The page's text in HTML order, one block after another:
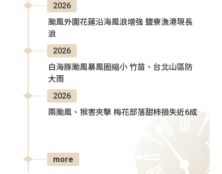
2026
颱風外圍花蓮沿海風浪增強 鹽寮漁港現長
浪
2026
白海豚颱風暴風圈縮小 竹苗、台北山區防
大雨
2026
兩颱風、猴害夾擊 梅花部落甜柿損失近6成
more